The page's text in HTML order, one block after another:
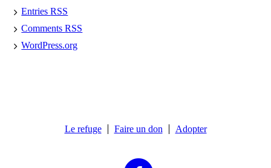
EntriesRSS
CommentsRSS
WordPress.org
Le refuge Faire un don Adopter